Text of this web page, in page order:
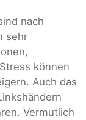
nach
sehr
können
Auch das
Vermutlich